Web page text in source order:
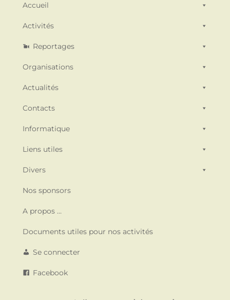
Accueil
Activités
Reportages
Organisations
Actualités
Contacts
Informatique
Liens utiles
Divers
Nos sponsors
A propos …
Documents utiles pour nos activités
Se connecter
Facebook